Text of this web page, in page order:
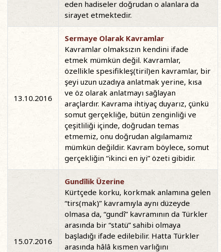
eden hadiseler doğrudan o alanlara da
sirayet etmektedir.
13.10.2016
Sermaye Olarak Kavramlar
Kavramlar olmaksızın kendini ifade
etmek mümkün değil. Kavramlar,
özellikle spesifikleş(tiril)en kavramlar, bir
şeyi uzun uzadıya anlatmak yerine, kısa
ve öz olarak anlatmayı sağlayan
araçlardır. Kavrama ihtiyaç duyarız, çünkü
somut gerçekliğe, bütün zenginliği ve
çeşitliliği içinde, doğrudan temas
etmemiz, onu doğrudan algılamamız
mümkün değildir. Kavram böylece, somut
gerçekliğin “ikinci en iyi” özeti gibidir.
15.07.2016
Gundîlik Üzerine
Kürtçede korku, korkmak anlamına gelen
“tirs(mak)” kavramıyla aynı düzeyde
olmasa da, “gundî” kavramının da Türkler
arasında bir “statü” sahibi olmaya
başladığı ifade edilebilir. Hatta Türkler
arasında hâlâ kısmen varlığını